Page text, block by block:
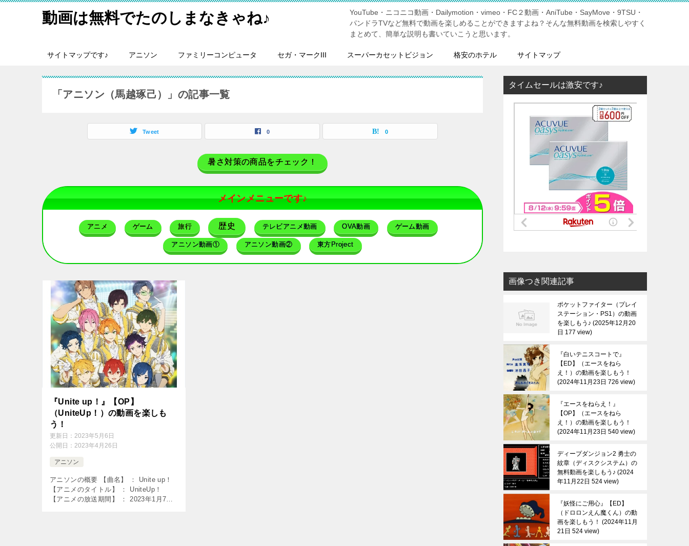
動画は無料でたのしまなきゃね♪
YouTube・ニコニコ動画・Dailymotion・vimeo・FC２動画・AniTube・SayMove・9TSU・
パンドラTVなど無料で動画を楽しめることができますよね？そんな無料動画を検索しやすく
まとめて、簡単な説明も書いていこうと思います。
サイトマップです♪ アニソン ファミリーコンピュータ セガ・マークIII スーパーカセットビジョン 格安のホテル サイトマップ
「アニソン（馬越琢己）」の記事一覧
Tweet 0 0
暑さ対策の商品をチェック！
メインメニューです♪
アニメ ゲーム 旅行 歴史 テレビアニメ動画 OVA動画 ゲーム動画
アニソン動画① アニソン動画② 東方Project
『Unite up！』【OP】
（UniteUp！）の動画を楽しも
う！
更新日： 2023年5月6日
公開日： 2023年4月26日
アニソン
アニソンの概要 【曲名】 ： Unite up！
【アニメのタイトル】 ： UniteUp！
【アニメの放送期間】 ： 2023年1月7日
タイムセールは激安です♪
画像つき関連記事
ポケットファイター（プレイ
ステーション・PS1）の動画
を楽しもう♪ 2025年12月20
日 177 view
『白いテニスコートで』
【ED】（エースをねら
え！）の動画を楽しもう！
2024年11月23日 726 view
『エースをねらえ！』
【OP】（エースをねら
え！）の動画を楽しもう！
2024年11月23日 540 view
ディープダンジョン2 勇士の
紋章（ディスクシステム）の
無料動画を楽しもう♪ 2024
年11月22日 524 view
『妖怪にご用心』【ED】
（ドロロンえん魔くん）の動
画を楽しもう！
2024年11月
21日 524 view